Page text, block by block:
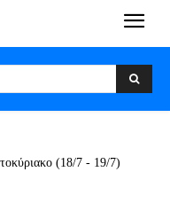
(18/7 - 19/7)